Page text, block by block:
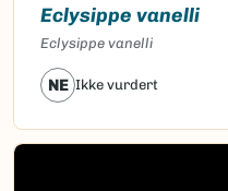
Eclysippe vanelli
Eclysippe vanelli
NE Ikke vurdert